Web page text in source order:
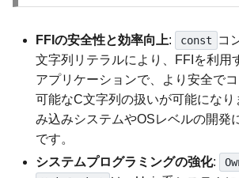
FFIの安全性と効率向上: const
コ
文字列リテラルにより、FFIを利用
アプリケーションで、より安全で
可能なC文字列の扱いが可能になり
み込みシステムやOSレベルの開発
です。
システムプログラミングの強化: